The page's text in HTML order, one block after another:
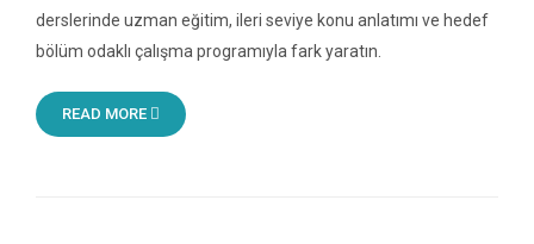
derslerinde uzman eğitim, ileri seviye konu anlatımı ve hedef
bölüm odaklı çalışma programıyla fark yaratın.
READ MORE